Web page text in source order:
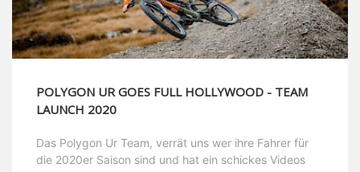
POLYGON UR GOES FULL HOLLYWOOD - TEAM
LAUNCH 2020
Das Polygon Ur Team, verrät uns wer ihre Fahrer für
die 2020er Saison sind und hat ein schickes Videos